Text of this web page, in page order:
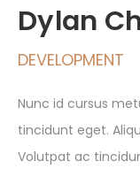
Dylan
DEVELOPMENT
Nunc id cursus
tincidunt eget.
Volutpat ac